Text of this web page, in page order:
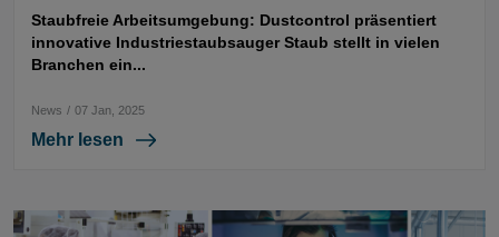
Staubfreie Arbeitsumgebung: Dustcontrol präsentiert
innovative Industriestaubsauger Staub stellt in vielen
Branchen ein...
News / 07 Jan, 2025
Mehr lesen